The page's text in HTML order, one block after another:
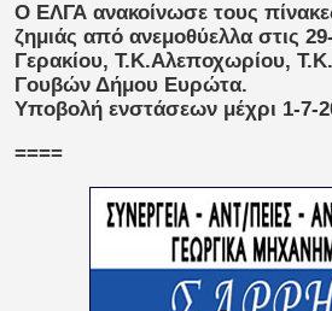
Ο ΕΛΓΑ ανακοίνωσε τους
ζημιάς από ανεμοθύελλα στις
Γερακίου, Τ.Κ.Αλεποχωρίου,
Γουβών Δήμου Ευρώτα.
Υποβολή ενστάσεων μέχρι 1-7-
====